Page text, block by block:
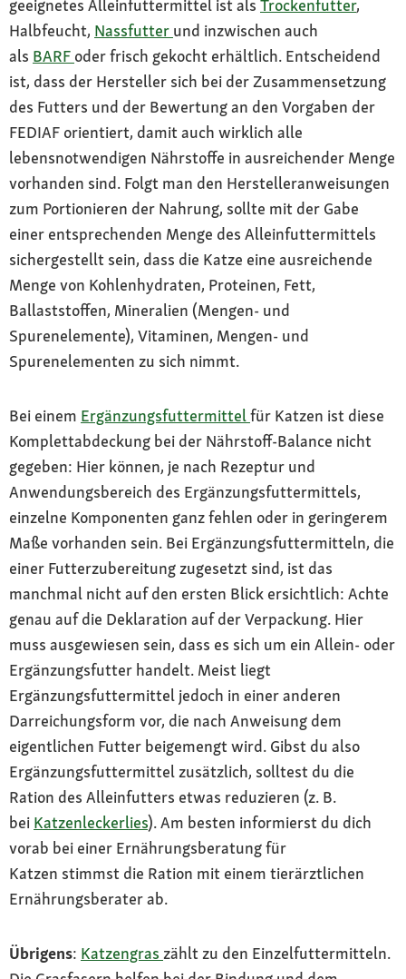
geeignetes Alleinfuttermittel ist als Trockenfutter,
Halbfeucht, Nassfutter und inzwischen auch
als BARF oder frisch gekocht erhältlich. Entscheidend
ist, dass der Hersteller sich bei der Zusammensetzung
des Futters und der Bewertung an den Vorgaben der
FEDIAF orientiert, damit auch wirklich alle
lebensnotwendigen Nährstoffe in ausreichender Menge
vorhanden sind. Folgt man den Herstelleranweisungen
zum Portionieren der Nahrung, sollte mit der Gabe
einer entsprechenden Menge des Alleinfuttermittels
sichergestellt sein, dass die Katze eine ausreichende
Menge von Kohlenhydraten, Proteinen, Fett,
Ballaststoffen, Mineralien (Mengen- und
Spurenelemente), Vitaminen, Mengen- und
Spurenelementen zu sich nimmt.
Bei einem Ergänzungsfuttermittelfür Katzen ist diese
Komplettabdeckung bei der Nährstoff-Balance nicht
gegeben: Hier können, je nach Rezeptur und
Anwendungsbereich des Ergänzungsfuttermittels,
einzelne Komponenten ganz fehlen oder in geringerem
Maße vorhanden sein. Bei Ergänzungsfuttermitteln, die
einer Futterzubereitung zugesetzt sind, ist das
manchmal nicht auf den ersten Blick ersichtlich: Achte
genau auf die Deklaration auf der Verpackung. Hier
muss ausgewiesen sein, dass es sich um ein Allein- oder
Ergänzungsfutter handelt. Meist liegt
Ergänzungsfuttermittel jedoch in einer anderen
Darreichungsform vor, die nach Anweisung dem
eigentlichen Futter beigemengt wird. Gibst du also
Ergänzungsfuttermittel zusätzlich, solltest du die
Ration des Alleinfutters etwas reduzieren (z. B.
bei Katzenleckerlies). Am besten informierst du dich
vorab bei einer Ernährungsberatung für
Katzen stimmst die Ration mit einem tierärztlichen
Ernährungsberater ab.
Übrigens: Katzengras zählt zu den Einzelfuttermitteln.